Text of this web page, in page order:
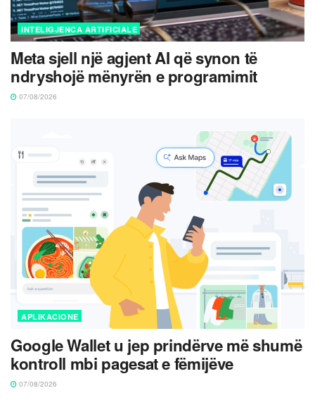
INTELIGJENCA ARTIFICIALE
Meta sjell një agjent AI që synon të
ndryshojë mënyrën e programimit
07/08/2026
APLIKACIONE
Google Wallet u jep prindërve më shumë
kontroll mbi pagesat e fëmijëve
07/08/2026